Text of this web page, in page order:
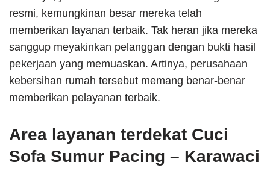
resmi, kemungkinan besar mereka telah
memberikan layanan terbaik. Tak heran jika mereka
sanggup meyakinkan pelanggan dengan bukti hasil
pekerjaan yang memuaskan. Artinya, perusahaan
kebersihan rumah tersebut memang benar-benar
memberikan pelayanan terbaik.
Area layanan terdekat Cuci
Sofa Sumur Pacing – Karawaci